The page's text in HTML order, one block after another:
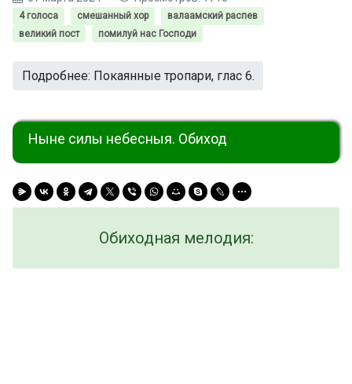
4 голоса смешанный хор
валаамский распев
великий пост
помилуй нас Господи
Подробнее: Покаянные тропари, глас 6.
Ныне силы небесныя. Обиход
Обиходная мелодия: